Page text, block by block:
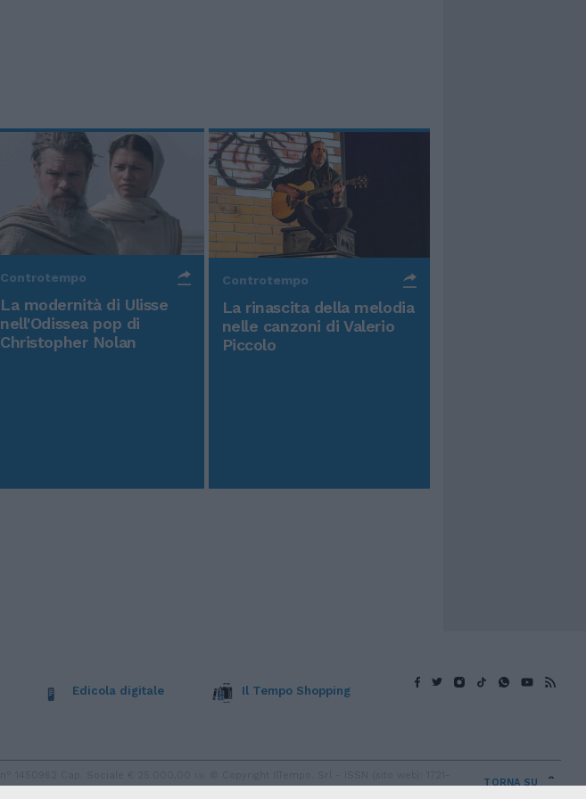
Controtempo
La modernità di Ulisse
nell'Odissea pop di
Christopher Nolan
Controtempo
La rinascita della melodia
nelle canzoni di Valerio
Piccolo
Edicola digitale Il Tempo Shopping
TORNA SU